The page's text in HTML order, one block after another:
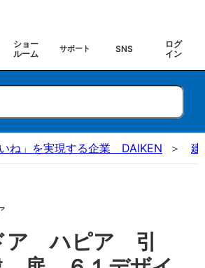
ショー
ルーム
サポート SNS
ログ
イン
いね」を実現する企業 DAIKEN 建
ア ハピア 引